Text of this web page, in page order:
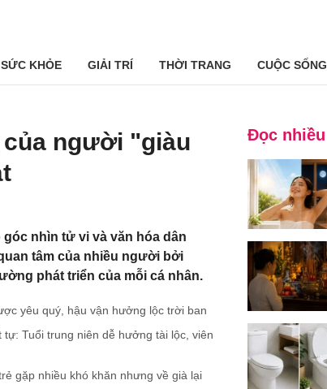
SỨC KHỎE GIẢI TRÍ THỜI TRANG CUỘC SỐNG
người "giàu
nhìn tử vi và văn hóa dân
tâm của nhiều người bởi
phát triển của mỗi cá nhân.
yêu quý, hậu vận hưởng lộc trời ban
tự: Tuổi trung niên dễ hưởng tài lộc, viên
gặp nhiều khó khăn nhưng về già lại
Đọc nhiều